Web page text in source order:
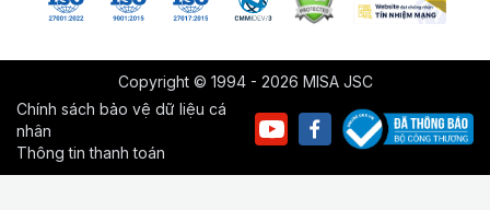
Copyright © 1994 - 2026 MISA JSC
Chính sách bảo vệ dữ liệu cá
nhân
Thông tin thanh toán